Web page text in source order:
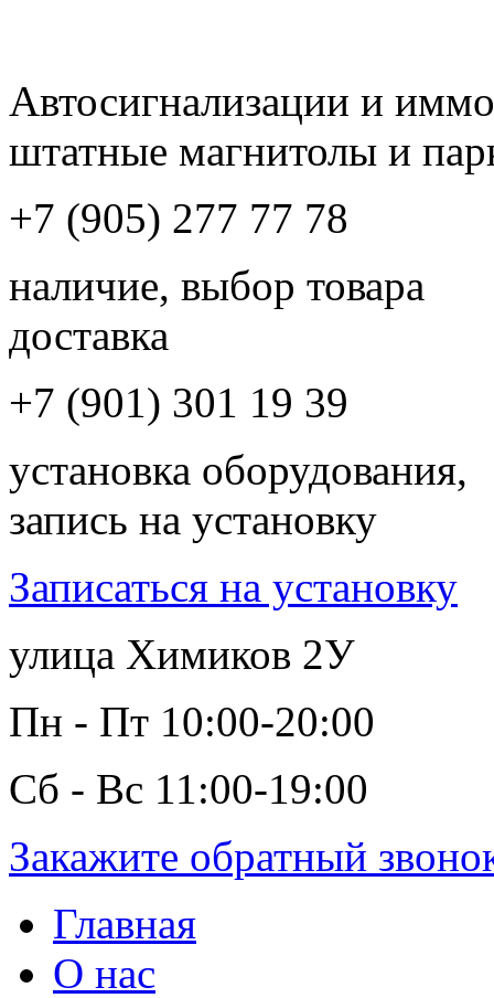
Автосигнализации и
штатные магнитолы и
+7 (905) 277 77 78
наличие, выбор товара
доставка
+7 (901) 301 19 39
установка оборудования,
запись на установку
Записаться на установку
улица Химиков 2У
Пн - Пт 10:00-20:00
Сб - Вс 11:00-19:00
Закажите обратный
Главная
О нас